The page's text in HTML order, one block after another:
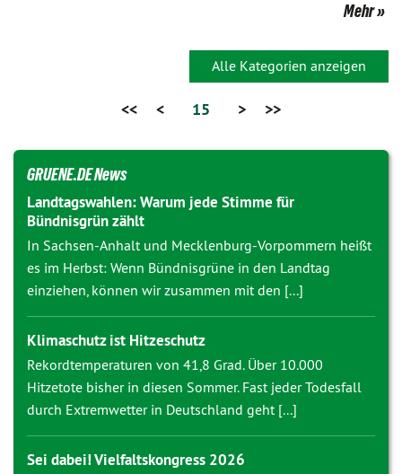
Mehr
Alle Kategorien anzeigen
<< < 15 > >>
GRUENE.DE News
Landtagswahlen: Warum jede Stimme für
Bündnisgrün zählt
In Sachsen-Anhalt und Mecklenburg-Vorpommern heißt
es im Herbst: Wenn Bündnisgrüne in den Landtag
einziehen, können wir zusammen mit den [...]
Klimaschutz ist Hitzeschutz
Rekordtemperaturen von 41,8 Grad. Über 10.000
Hitzetote bisher in diesen Sommer. Fast jeder Todesfall
durch Extremwetter in Deutschland geht [...]
Sei dabei! Vielfaltskongress 2026